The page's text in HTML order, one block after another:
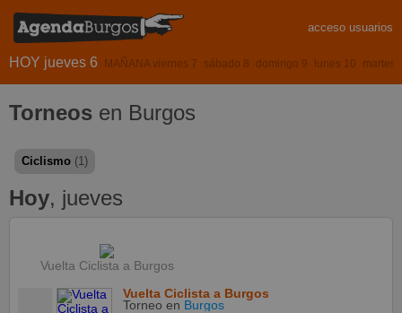
acceso usuarios
HOY jueves 6 MAÑANA viernes 7 sábado 8 domingo 9 lunes 10 martes
Torneos en Burgos
Ciclismo (1)
Hoy, jueves
Vuelta Ciclista a Burgos
Vuelta Ciclista a Burgos
Torneo en Burgos